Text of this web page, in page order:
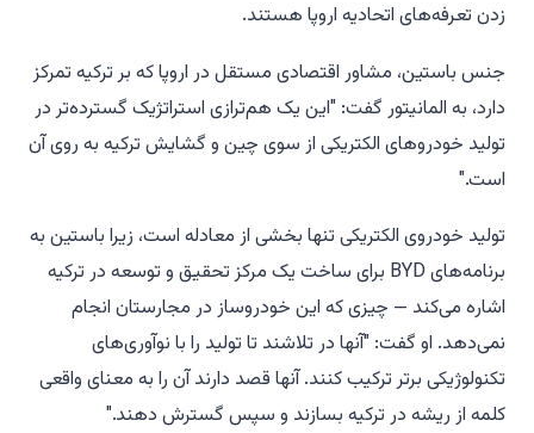
زدن تعرفه‌های اتحادیه اروپا هستند.
جنس باستین، مشاور اقتصادی مستقل در اروپا که بر ترکیه تمرکز
دارد، به المانیتور گفت: "این یک هم‌ترازی استراتژیک گسترده‌تر در
تولید خودروهای الکتریکی از سوی چین و گشایش ترکیه به روی آن
است."
تولید خودروی الکتریکی تنها بخشی از معادله است، زیرا باستین به
برنامه‌های BYD برای ساخت یک مرکز تحقیق و توسعه در ترکیه
اشاره می‌کند — چیزی که این خودروساز در مجارستان انجام
نمی‌دهد. او گفت: "آنها در تلاشند تا تولید را با نوآوری‌های
تکنولوژیکی برتر ترکیب کنند. آنها قصد دارند آن را به معنای واقعی
کلمه از ریشه در ترکیه بسازند و سپس گسترش دهند."